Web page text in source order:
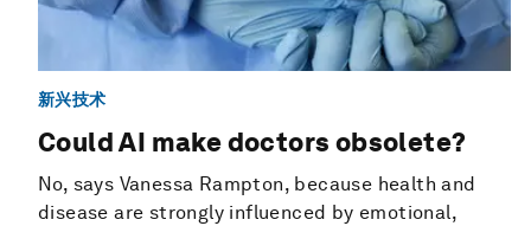
新兴技术
Could AI make doctors obsolete?
No, says Vanessa Rampton, because health and
disease are strongly influenced by emotional,